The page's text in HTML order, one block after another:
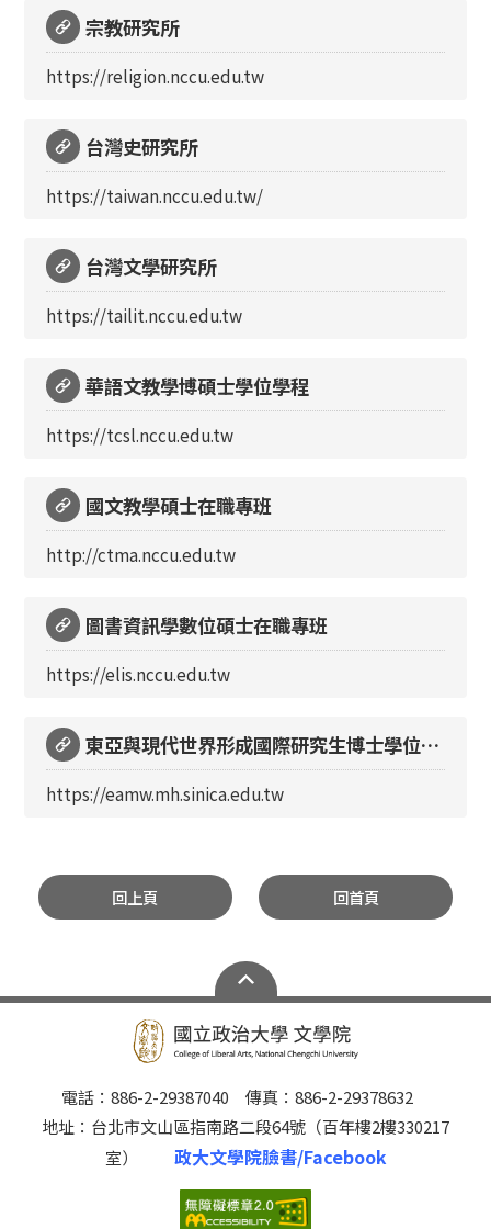
宗教研究所
https://religion.nccu.edu.tw
台灣史研究所
https://taiwan.nccu.edu.tw/
台灣文學研究所
https://tailit.nccu.edu.tw
華語文教學博碩士學位學程
https://tcsl.nccu.edu.tw
國文教學碩士在職專班
http://ctma.nccu.edu.tw
圖書資訊學數位碩士在職專班
https://elis.nccu.edu.tw
東亞與現代世界形成國際研究生博士學位學
程
https://eamw.mh.sinica.edu.tw
回上頁 回首頁
電話：886-2-29387040 傳真：886-2-29378632
地址：台北市文山區指南路二段64號（百年樓2樓330217
室） 政大文學院臉書/Facebook